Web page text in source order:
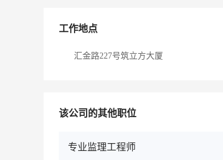
工作地点
汇金路227号筑立方大厦
该公司的其他职位
专业监理工程师